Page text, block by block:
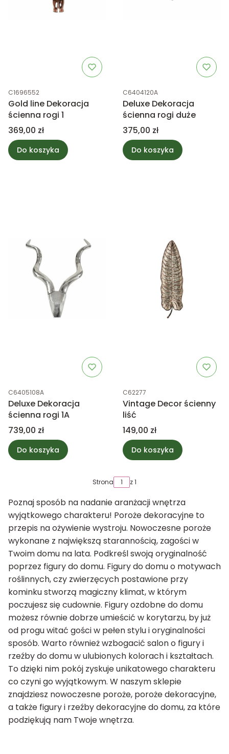
Kod produktu
C1696552
Gold line Dekoracja
ścienna rogi 1
Cena
369,00 zł
Do koszyka
Kod produktu
C6404120A
Deluxe Dekoracja
ścienna rogi duże
Cena
375,00 zł
Do koszyka
Kod produktu
C6405108A
Deluxe Dekoracja
ścienna rogi 1A
Cena
739,00 zł
Do koszyka
Kod produktu
C62277
Vintage Decor ścienny
liść
Cena
149,00 zł
Do koszyka
Strona z 1
Poznaj sposób na nadanie aranżacji wnętrza
wyjątkowego charakteru! Poroże dekoracyjne to
przepis na ożywienie wystroju. Nowoczesne poroże
wykonane z największą starannością, zagości w
Twoim domu na lata. Podkreśl swoją oryginalność
poprzez figury do domu. Figury do domu o motywach
roślinnych, czy zwierzęcych postawione przy
kominku stworzą magiczny klimat, w którym
poczujesz się cudownie. Figury ozdobne do domu
możesz równie dobrze umieścić w korytarzu, by już
od progu witać gości w pełen stylu i oryginalności
sposób. Warto również wzbogacić salon o figury i
rzeźby do domu w ulubionych kolorach i kształtach.
To dzięki nim pokój zyskuje unikatowego charakteru
co czyni go wyjątkowym. W naszym sklepie
znajdziesz nowoczesne poroże, poroże dekoracyjne,
a także figury i rzeźby dekoracyjne do domu, za które
podziękują nam Twoje wnętrza.